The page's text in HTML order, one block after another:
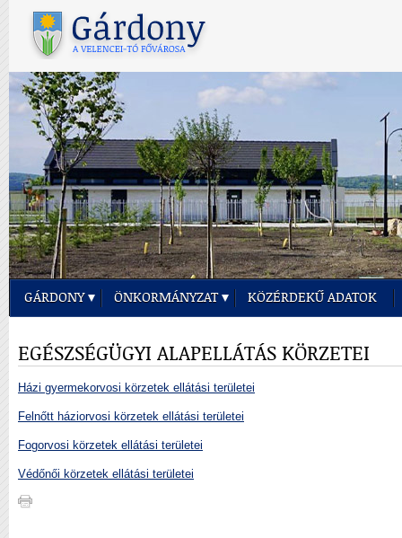
GÁRDONY ÖNKORMÁNYZAT KÖZÉRDEKŰ ADATOK
EGÉSZSÉGÜGYI ALAPELLÁTÁS KÖRZETEI
Házi gyermekorvosi körzetek ellátási területei
Felnőtt háziorvosi körzetek ellátási területei
Fogorvosi körzetek ellátási területei
Védőnői körzetek ellátási területei